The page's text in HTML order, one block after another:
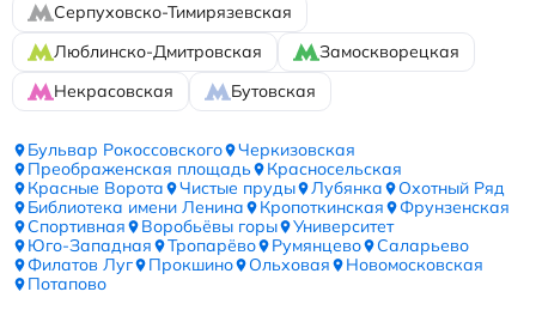
Серпуховско-Тимирязевская
Люблинско-Дмитровская
Замоскворецкая
Некрасовская
Бутовская
Бульвар Рокоссовского
Черкизовская
Преображенская площадь
Красносельская
Красные Ворота
Чистые пруды Лубянка
Охотный Ряд
Библиотека имени Ленина
Кропоткинская
Фрунзенская
Спортивная
Воробьёвы горы
Университет
Юго-Западная
Тропарёво Румянцево
Саларьево
Филатов Луг
Прокшино Ольховая
Новомосковская
Потапово